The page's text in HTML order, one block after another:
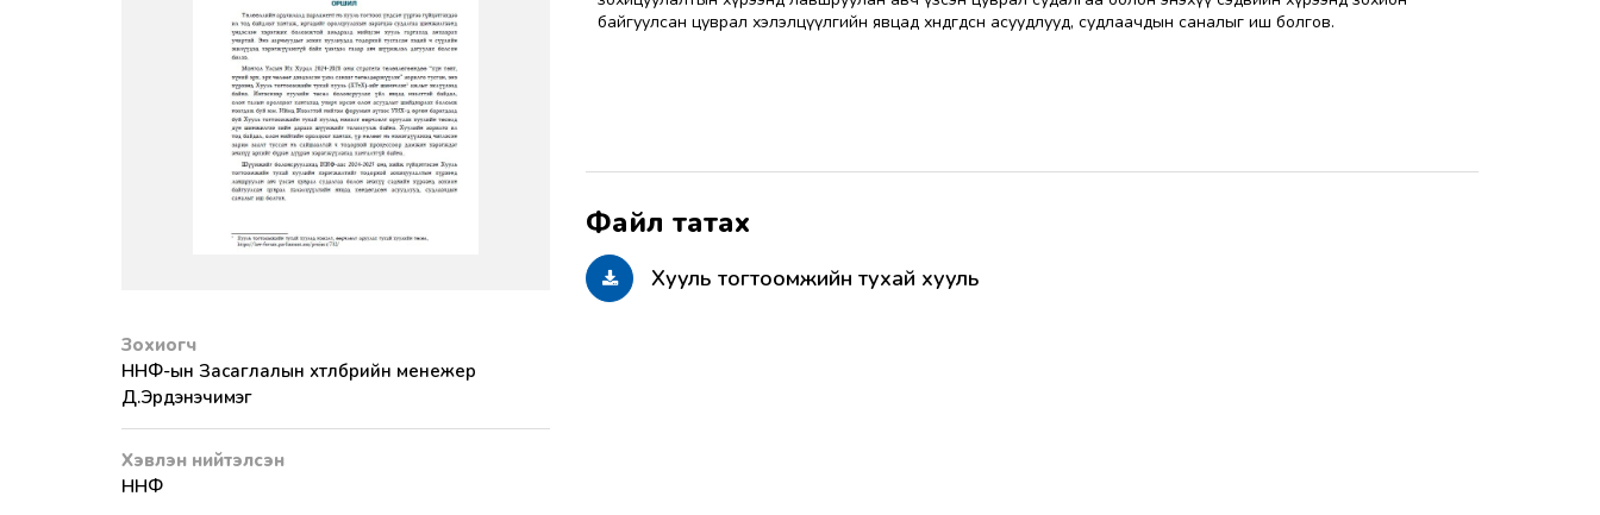
Зохиогч
ННФ-ын Засаглалын хөтөлбөрийн менежер
Д.Эрдэнэчимэг
Хэвлэн нийтэлсэн
ННФ
байгуулсан цуврал хэлэлцүүлгийн явцад хөндөгдсөн асуудлууд, судлаачдын саналыг иш болгов.
Хууль тогтоомжийн тухай хууль